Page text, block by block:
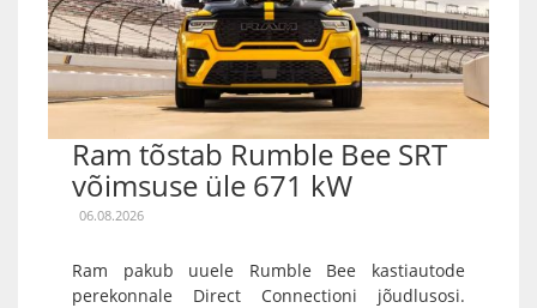
Ram tõstab Rumble Bee SRT
võimsuse üle 671 kW
06.08.2026
Ram pakub uuele Rumble Bee kastiautode
perekonnale Direct Connectioni jõudlusosi.